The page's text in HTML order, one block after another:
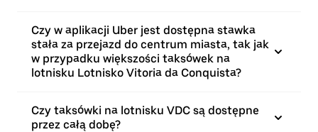
Czy w aplikacji Uber jest dostępna stawka
stała za przejazd do centrum miasta, tak jak
w przypadku większości taksówek na
lotnisku Lotnisko Vitoria da Conquista?
Czy taksówki na lotnisku VDC są dostępne
przez całą dobę?